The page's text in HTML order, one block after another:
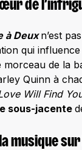
de
à Deuxn’est
qui
de la
Quinn à
Will Find
sous-jacente
musique